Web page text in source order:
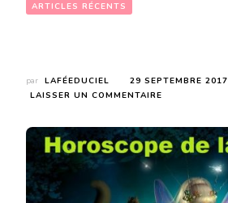
ARTICLES RÉCENTS
par LAFÉEDUCIEL
29 SEPTEMBRE 2017
LAISSER UN COMMENTAIRE
LA
LUNE
30
SEPTEMBRE